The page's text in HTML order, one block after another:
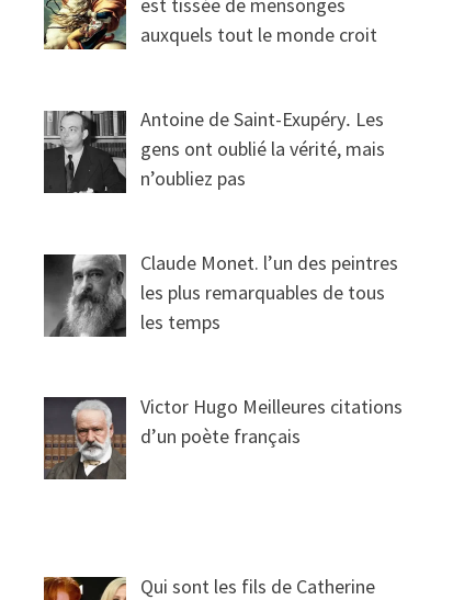
est tissée de mensonges
auxquels tout le monde croit
Antoine de Saint-Exupéry․ Les
gens ont oublié la vérité, mais
n’oubliez pas
Claude Monet. l’un des peintres
les plus remarquables de tous
les temps
Victor Hugo Meilleures citations
d’un poète français
Qui sont les fils de Catherine